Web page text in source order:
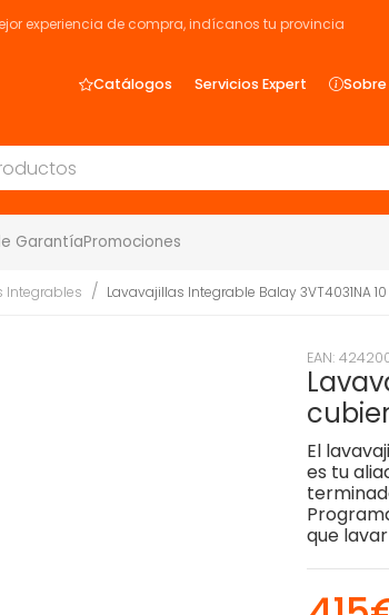
experiencia de compra, indícanos tu provincia
Catálogos Servicios Expert
GarantíaPromociones
Integrables Lavavajillas Integrable Balay 3VT4031NA
EAN:
El
es tu
que